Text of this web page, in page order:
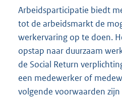
Arbeidsparticipatie biedt
tot de arbeidsmarkt de
werkervaring op te doen.
opstap naar duurzaam
de Social Return
een medewerker of
volgende voorwaarden